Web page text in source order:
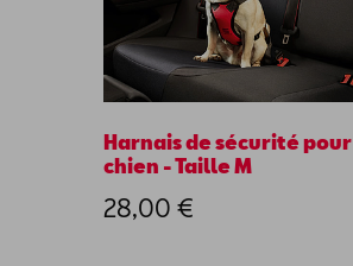
Harnais de sécurité pour
chien - Taille M
28,00 €